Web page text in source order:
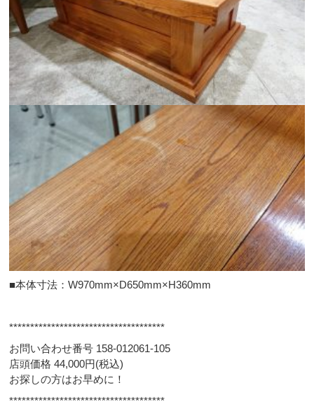
■本体寸法：W970mm×D650mm×H360mm
*************************************
お問い合わせ番号 158-012061-105
店頭価格 44,000円(税込)
お探しの方はお早めに！
*************************************